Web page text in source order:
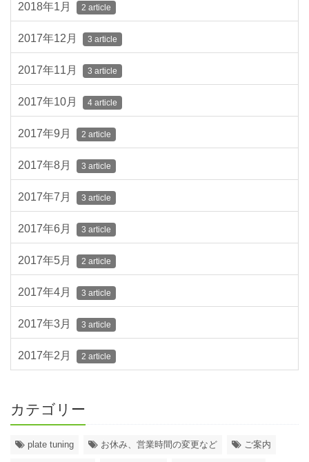
2018年1月 2 article
2017年12月 3 article
2017年11月 3 article
2017年10月 4 article
2017年9月 2 article
2017年8月 3 article
2017年7月 3 article
2017年6月 3 article
2017年5月 2 article
2017年4月 3 article
2017年3月 3 article
2017年2月 2 article
カテゴリー
plate tuning お休み、営業時間の変更など ご案内